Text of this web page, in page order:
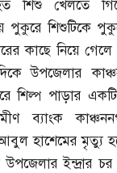
শিশু খেলতে
পুকুরে শিশুটিকে
কাছে নিয়ে
উপজেলার
শিল্প পাড়ার
ব্যাংক
হাশেমের মৃত্যু
উপজেলার ইন্দ্রার